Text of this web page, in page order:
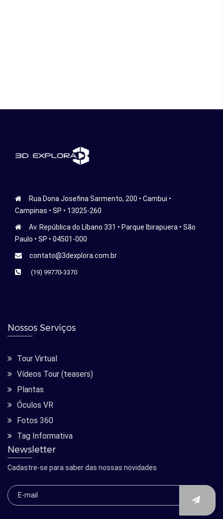
Rua Dona Josefina Sarmento, 200 • Cambui •
Campinas • SP • 13025-260
Av. República do Líbano 331 • Parque Ibirapuera • São
Paulo • SP • 04501-000
contato@3dexplora.com.br
(19) 99770-3370
Nossos Serviços
Tour Virtual
Vídeos Tour (teasers)
Plantas
Óculos VR
Fotos 360
Tag Informativa
Newsletter
Cadastre-se para saber das nossas novidades